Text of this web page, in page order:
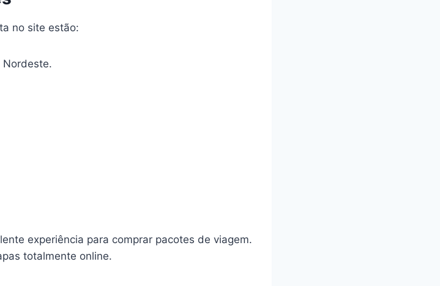
no site estão:
Nordeste.
experiência para comprar pacotes de viagem.
totalmente online.